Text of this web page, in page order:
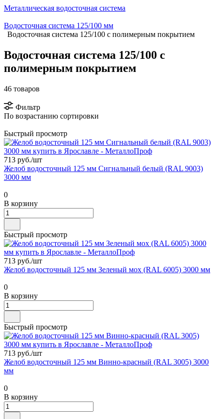
Металлическая водосточная система
Водосточная система 125/100 мм
Водосточная система 125/100 с полимерным покрытием
Водосточная система 125/100 с
полимерным покрытием
46 товаров
Фильтр
По возрастанию сортировки
Быстрый просмотр
713 руб./шт
Желоб водосточный 125 мм Сигнальный белый (RAL 9003)
3000 мм
0
В корзину
Быстрый просмотр
713 руб./шт
Желоб водосточный 125 мм Зеленый мох (RAL 6005) 3000 мм
0
В корзину
Быстрый просмотр
713 руб./шт
Желоб водосточный 125 мм Винно-красный (RAL 3005) 3000
мм
0
В корзину